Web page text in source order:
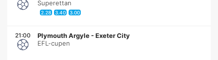
Superettan
2.28 3.40 3.00
21:00 Plymouth Argyle -Exeter City
EFL-cupen